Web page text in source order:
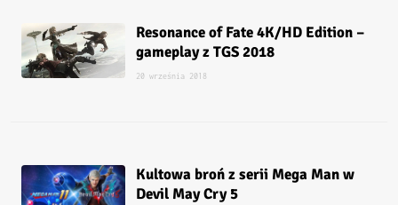
Resonance of Fate 4K/HD Edition –
gameplay z TGS 2018
20 września 2018
Kultowa broń z serii Mega Man w
Devil May Cry 5